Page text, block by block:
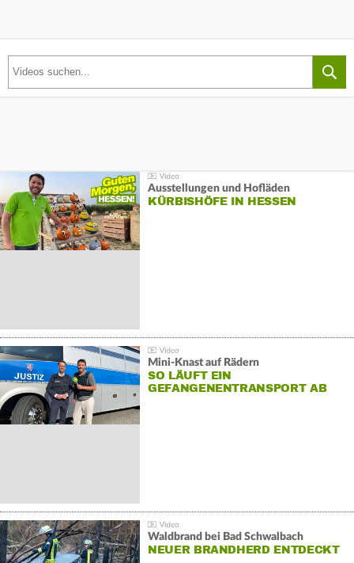
Ausstellungen und Hofläden
KÜRBISHÖFE IN HESSEN
Mini-Knast auf Rädern
SO LÄUFT EIN
GEFANGENENTRANSPORT AB
Waldbrand bei Bad Schwalbach
NEUER BRANDHERD ENTDECKT